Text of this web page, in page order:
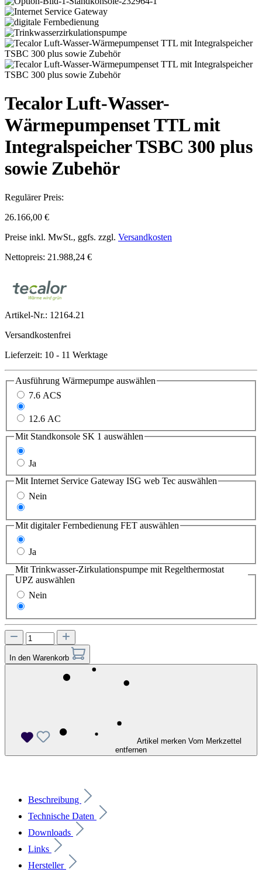
Tecalor Luft-Wasser-
Wärmepumpenset TTL mit
Integralspeicher TSBC 300 plus
sowie Zubehör
Regulärer Preis:
26.166,00 €
Preise inkl. MwSt., ggfs. zzgl. Versandkosten
Nettopreis: 21.988,24 €
Artikel-Nr.: 12164.21
Versandkostenfrei
Lieferzeit: 10 - 11 Werktage
Ausführung Wärmepumpe auswählen
7.6 ACS
12.6 AC
Mit Standkonsole SK 1 auswählen
Ja
Mit Internet Service Gateway ISG web Tec auswählen
Nein
Mit digitaler Fernbedienung FET auswählen
Ja
Mit Trinkwasser-Zirkulationspumpe mit Regelthermostat
UPZ auswählen
Nein
In den Warenkorb
Artikel merken Vom Merkzettel
entfernen
Beschreibung
Technische Daten
Downloads
Links
Hersteller